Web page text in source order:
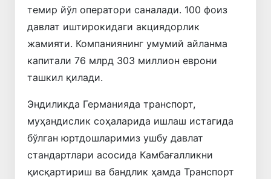
темир йўл оператори саналади. 100 фоиз
давлат иштирокидаги акциядорлик
жамияти. Компаниянинг умумий айланма
капитали 76 млрд 303 миллион еврони
ташкил қилади.
Эндиликда Германияда транспорт,
муҳандислик соҳаларида ишлаш истагида
бўлган юртдошларимиз ушбу давлат
стандартлари асосида Камбағалликни
қисқартириш ва бандлик ҳамда Транспорт